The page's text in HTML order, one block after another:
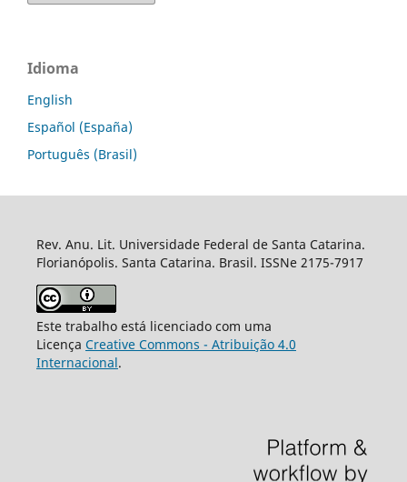
Idioma
English
Español (España)
Português (Brasil)
Rev. Anu. Lit. Universidade Federal de Santa Catarina.
Florianópolis. Santa Catarina. Brasil. ISSNe 2175-7917
Este trabalho está licenciado com uma
Licença Creative Commons - Atribuição 4.0
Internacional.